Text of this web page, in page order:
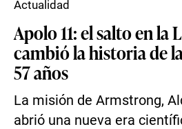
Apolo 11: el salto en la
cambió la historia de
57 años
La misión de Armstrong,
abrió una nueva era
Actualidad